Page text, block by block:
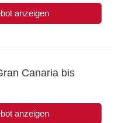
anzeigen
Canaria bis
anzeigen